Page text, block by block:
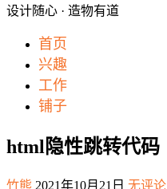
设计随心 · 造物有道
首页
兴趣
工作
铺子
html隐性跳转代码
竹熊 2021年10月21日 无评论